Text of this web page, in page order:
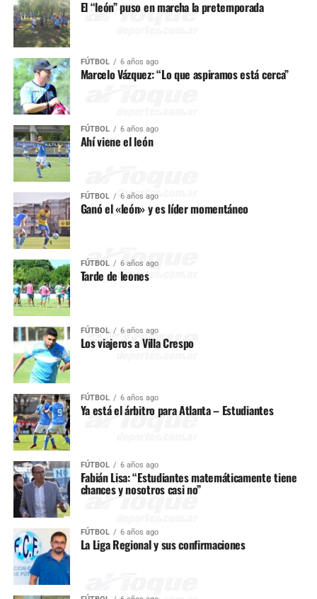
El “león” puso en marcha la pretemporada
FÚTBOL 6 años ago
Marcelo Vázquez: “Lo que aspiramos está cerca”
FÚTBOL 6 años ago
Ahí viene el león
FÚTBOL 6 años ago
Ganó el «león» y es líder momentáneo
FÚTBOL 6 años ago
Tarde de leones
FÚTBOL 6 años ago
Los viajeros a Villa Crespo
FÚTBOL 6 años ago
Ya está el árbitro para Atlanta – Estudiantes
FÚTBOL 6 años ago
Fabián Lisa: “Estudiantes matemáticamente tiene
chances y nosotros casi no”
FÚTBOL 6 años ago
La Liga Regional y sus confirmaciones